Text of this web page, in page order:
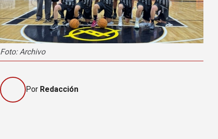
Foto: Archivo
Por Redacción